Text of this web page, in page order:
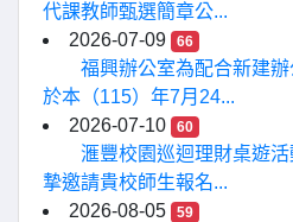
代課教師甄選簡章公...
2026-07-09
66
福興辦公室為配合新建
於本（115）年7月24...
2026-07-10
60
滙豐校園巡迴理財桌遊
摯邀請貴校師生報名...
2026-08-05
59